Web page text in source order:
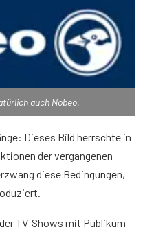
auch Nobeo.
Dieses Bild herrschte in
der vergangenen
diese Bedingungen,
TV-Shows mit Publikum